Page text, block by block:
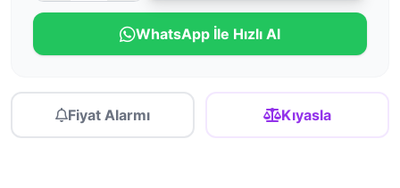
WhatsApp İle Hızlı Al
Fiyat Alarmı Kıyasla